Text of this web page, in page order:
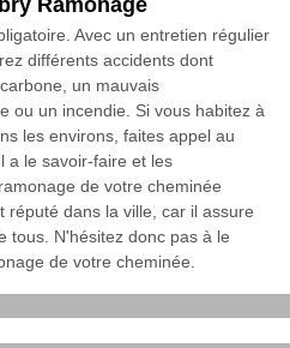
Avec un entretien régulier
différents accidents dont
un mauvais
ou un incendie. Si vous habitez à
les environs, faites appel au
a le savoir-faire et les
de votre cheminée
réputé dans la ville, car il assure
tous. N'hésitez donc pas à le
de votre cheminée.